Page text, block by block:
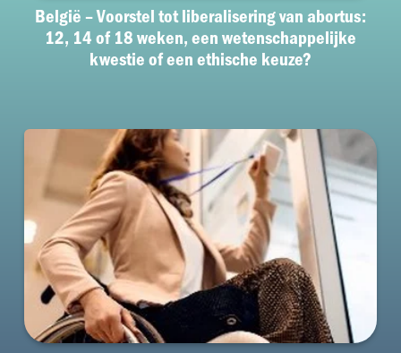
België – Voorstel tot liberalisering van abortus:
12, 14 of 18 weken, een wetenschappelijke
kwestie of een ethische keuze?